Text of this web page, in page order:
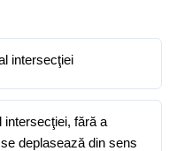
intersecţiei
intersecţiei, fără a
deplasează din sens